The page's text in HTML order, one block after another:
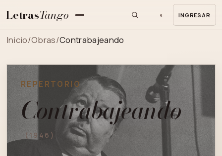
LetrasTango ◐ INGRESAR
Inicio/Obras/Contrabajeando
REPERTORIO
Contrabajeando
(1946)